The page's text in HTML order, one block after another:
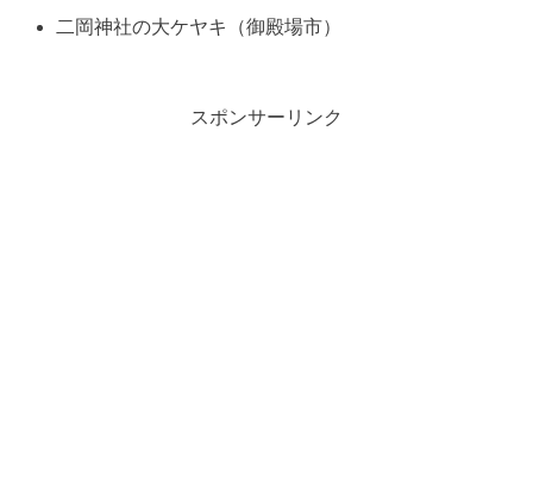
二岡神社の大ケヤキ（御殿場市）
スポンサーリンク